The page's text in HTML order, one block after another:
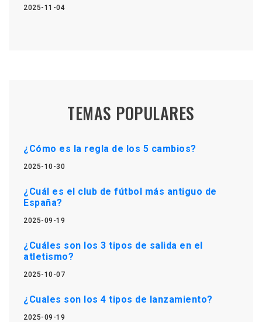
2025-11-04
TEMAS POPULARES
¿Cómo es la regla de los 5 cambios?
2025-10-30
¿Cuál es el club de fútbol más antiguo de
España?
2025-09-19
¿Cuáles son los 3 tipos de salida en el
atletismo?
2025-10-07
¿Cuales son los 4 tipos de lanzamiento?
2025-09-19